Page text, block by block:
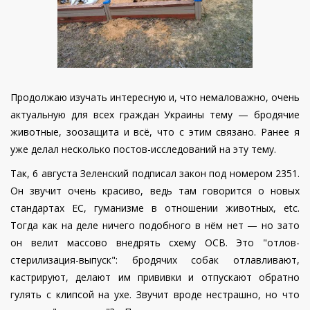
Продолжаю изучать интересную и, что немаловажно, очень
актуальную для всех граждан Украины тему — бродячие
животные, зоозащита и всё, что с этим связано. Ранее я
уже делал несколько постов-исследований на эту тему.
Так, 6 августа Зеленский подписал закон под номером 2351.
Он звучит очень красиво, ведь там говорится о новых
стандартах ЕС, гуманизме в отношении животных, etc.
Тогда как на деле ничего подобного в нём нет — но зато
он велит массово внедрять схему ОСВ. Это "отлов-
стерилизация-выпуск": бродячих собак отлавливают,
кастрируют, делают им прививки и отпускают обратно
гулять с клипсой на ухе. Звучит вроде нестрашно, но что